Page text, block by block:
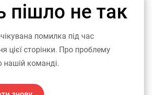
пішло не так
помилка під час
цієї сторінки. Про проблему
нашій команді.